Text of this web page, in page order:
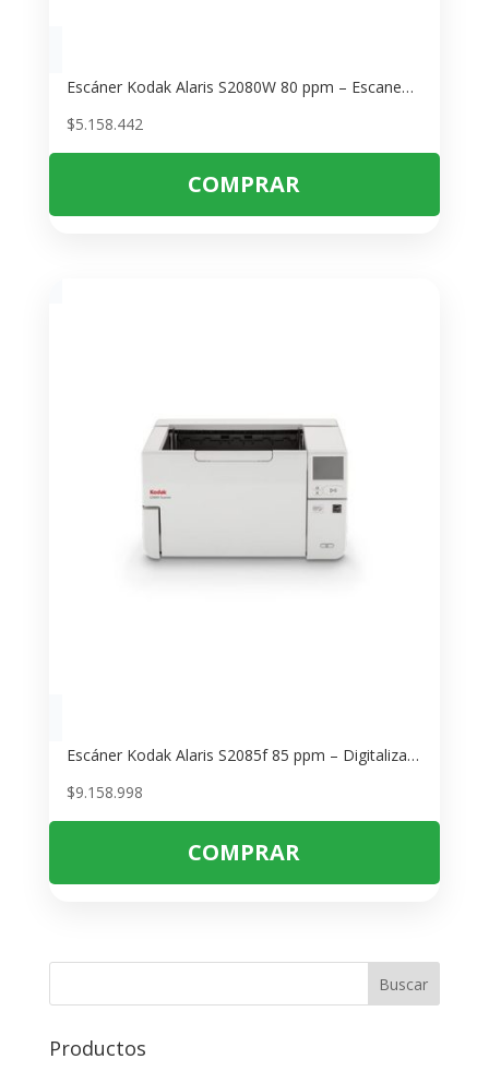
Escáner Kodak Alaris S2080W 80 ppm – Escaneo Rápido en Red
$5.158.442
COMPRAR
Escáner Kodak Alaris S2085f 85 ppm – Digitalización Rápida de Documentos
$9.158.998
COMPRAR
Buscar
Productos